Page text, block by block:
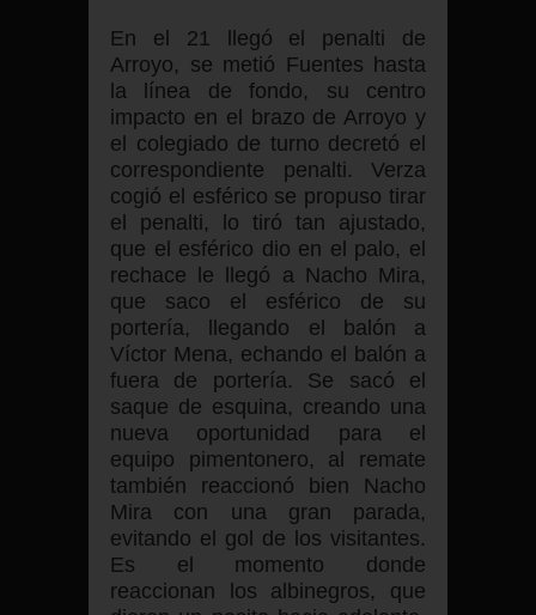
En el 21 llegó el penalti de
Arroyo, se metió Fuentes hasta
la línea de fondo, su centro
impacto en el brazo de Arroyo y
el colegiado de turno decretó el
correspondiente penalti. Verza
cogió el esférico se propuso tirar
el penalti, lo tiró tan ajustado,
que el esférico dio en el palo, el
rechace le llegó a Nacho Mira,
que saco el esférico de su
portería, llegando el balón a
Víctor Mena, echando el balón a
fuera de portería. Se sacó el
saque de esquina, creando una
nueva oportunidad para el
equipo pimentonero, al remate
también reaccionó bien Nacho
Mira con una gran parada,
evitando el gol de los visitantes.
Es el momento donde
reaccionan los albinegros, que